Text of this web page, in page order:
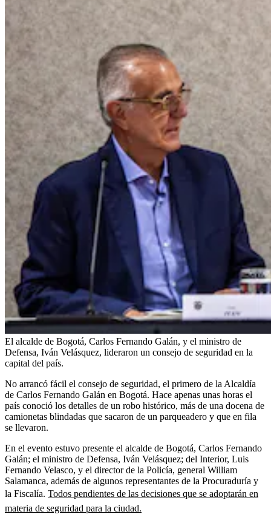
El alcalde de Bogotá, Carlos Fernando Galán, y el ministro de
Defensa, Iván Velásquez, lideraron un consejo de seguridad en la
capital del país.
No arrancó fácil el consejo de seguridad, el primero de la Alcaldía
de Carlos Fernando Galán en Bogotá. Hace apenas unas horas el
país conoció los detalles de un robo histórico, más de una docena de
camionetas blindadas que sacaron de un parqueadero y que en fila
se llevaron.
En el evento estuvo presente el alcalde de Bogotá, Carlos Fernando
Galán; el ministro de Defensa, Iván Velásquez; del Interior, Luis
Fernando Velasco, y el director de la Policía, general William
Salamanca, además de algunos representantes de la Procuraduría y
la Fiscalía. Todos pendientes de las decisiones que se adoptarán en
materia de seguridad para la ciudad.